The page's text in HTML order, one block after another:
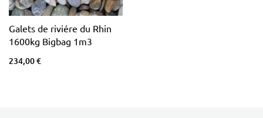
Galets de riviére du Rhin
1600kg Bigbag 1m3
234,00 €